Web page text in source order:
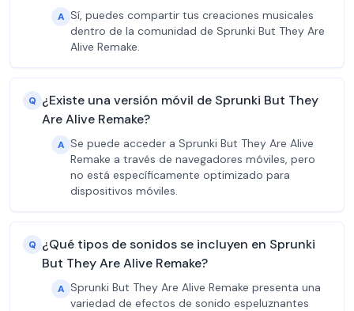
A Sí, puedes compartir tus creaciones musicales
dentro de la comunidad de Sprunki But They Are
Alive Remake.
Q ¿Existe una versión móvil de Sprunki But They
Are Alive Remake?
A Se puede acceder a Sprunki But They Are Alive
Remake a través de navegadores móviles, pero
no está específicamente optimizado para
dispositivos móviles.
Q ¿Qué tipos de sonidos se incluyen en Sprunki
But They Are Alive Remake?
A Sprunki But They Are Alive Remake presenta una
variedad de efectos de sonido espeluznantes